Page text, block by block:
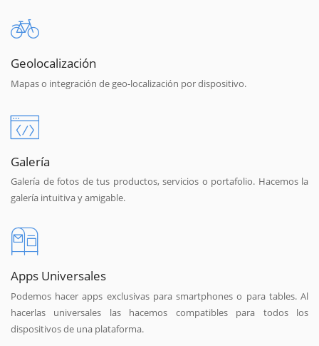
Geolocalización
Mapas o integración de geo-localización por dispositivo.
Galería
Galería de fotos de tus productos, servicios o portafolio. Hacemos la
galería intuitiva y amigable.
Apps Universales
Podemos hacer apps exclusivas para smartphones o para tables. Al
hacerlas universales las hacemos compatibles para todos los
dispositivos de una plataforma.